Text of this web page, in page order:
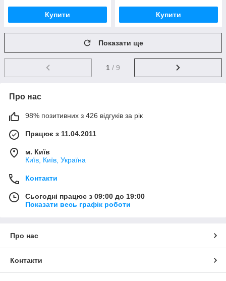
Купити Купити
Показати ще
1 / 9
Про нас
98% позитивних з 426 відгуків за рік
Працює з 11.04.2011
м. Київ
Київ, Київ, Україна
Контакти
Сьогодні працює з 09:00 до 19:00
Показати весь графік роботи
Про нас
Контакти